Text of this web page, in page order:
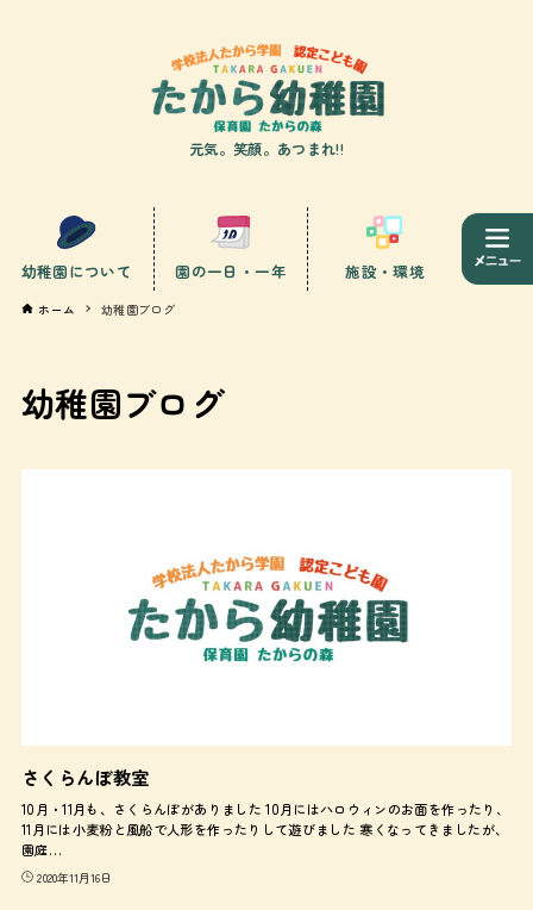
元気。笑顔。あつまれ!!
幼稚園について 園の一日・一年 施設・環境
ホーム 幼稚園ブログ
幼稚園ブログ
さくらんぼ教室
10月・11月も、さくらんぼがありました 10月にはハロウィンのお面を作ったり、
11月には小麦粉と風船で人形を作ったりして遊びました 寒くなってきましたが、
園庭…
2020年11月16日